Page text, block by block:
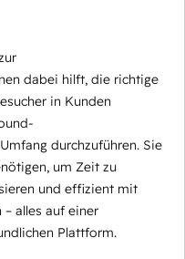
dabei hilft, die richtige
in Kunden
durchzuführen. Sie
um Zeit zu
und effizient mit
alles auf einer
Plattform.